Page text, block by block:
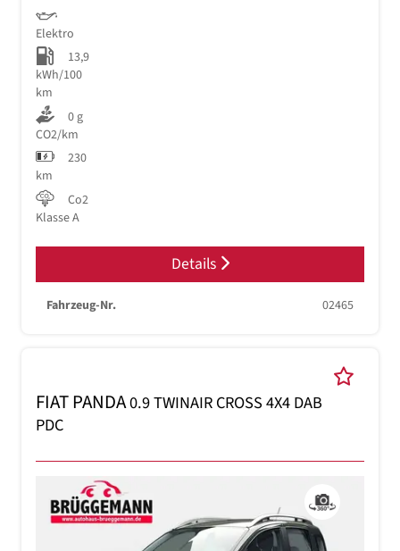
Elektro
13,9
kWh/100
km
0 g
CO2/km
230
km
Co2
Klasse A
Details
Fahrzeug-Nr. 02465
FIAT PANDA0.9 TWINAIR CROSS 4X4 DAB
PDC